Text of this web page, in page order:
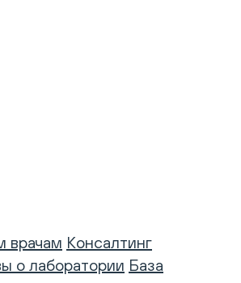
врачам Консалтинг
о лаборатории База